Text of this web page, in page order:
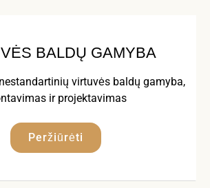
BALDŲ GAMYBA
virtuvės baldų gamyba,
ir projektavimas
Peržiūrėti